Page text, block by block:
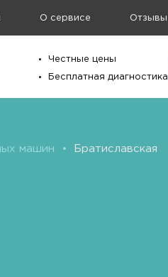
О сервисе Отзывы
Честные цены
Бесплатная диагностика
машин • Братиславская